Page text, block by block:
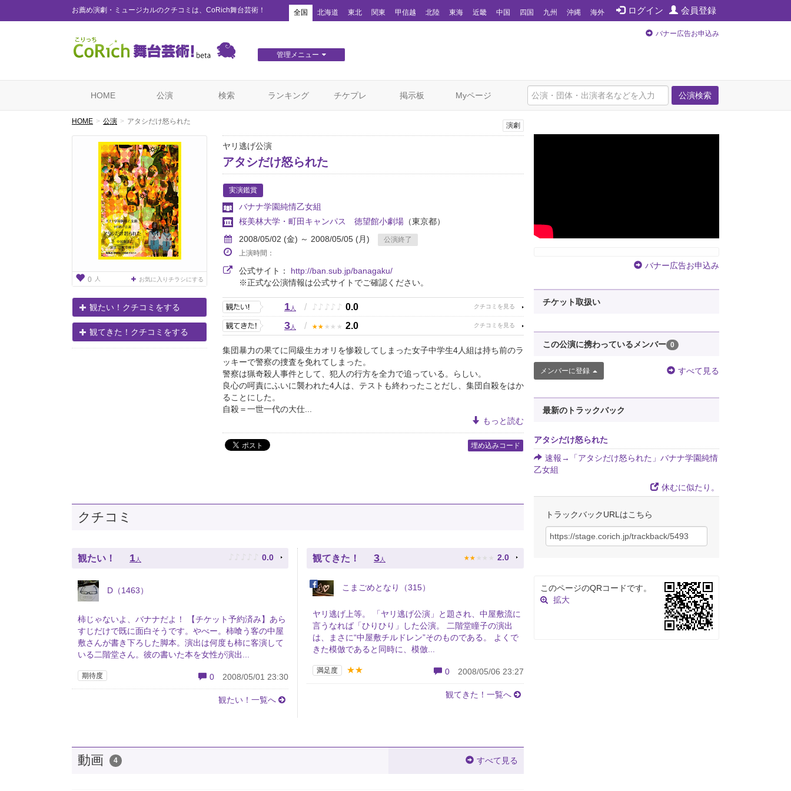
お薦め演劇・ミュージカルのクチコミは、CoRich舞台芸術！ ログイン 会員登録
全国 北海道 東北 関東 甲信越 北陸 東海 近畿 中国 四国 九州 沖縄 海外
管理メニュー
バナー広告お申込み
公演検索
HOME 公演 検索 ランキング チケプレ 掲示板 Myページ
HOME 公演 アタシだけ怒られた
0 人 お気に入りチラシにする
観たい！クチコミをする
観てきた！クチコミをする
演劇
ヤリ逃げ公演
アタシだけ怒られた
実演鑑賞
バナナ学園純情乙女組
桜美林大学・町田キャンパス 徳望館小劇場 （東京都）
2008/05/02 (金) ～ 2008/05/05 (月)
公演終了
上演時間：
公式サイト： http://ban.sub.jp/banagaku/
※正式な公演情報は公式サイトでご確認ください。
1人 / ♪ ♪ ♪ ♪ ♪ 0.0
3人 / ★ ★ ★ ★ ★ 2.0
集団暴力の果てに同級生カオリを惨殺してしまった女子中学生4人組は持ち前のラ
ッキーで警察の捜査を免れてしまった。
警察は猟奇殺人事件として、犯人の行方を全力で追っている。らしい。
良心の呵責にふいに襲われた4人は、テストも終わったことだし、集団自殺をはか
ることにした。
自殺＝一世一代の大仕...
もっと読む
埋め込みコード
クチコミ
観たい！ 1 人 ♪ ♪ ♪ ♪ ♪ 0.0
D（1463）
柿じゃないよ、バナナだよ！ 【チケット予約済み】あら
すじだけで既に面白そうです。やべー。柿喰う客の中屋
敷さんが書き下ろした脚本。演出は何度も柿に客演して
いる二階堂さん。彼の書いた本を女性が演出...
期待度 0 2008/05/01 23:30
観たい！一覧へ
観てきた！ 3 人 ★ ★ ★ ★ ★ 2.0
こまごめとなり（315）
ヤリ逃げ上等。 「ヤリ逃げ公演」と題され、中屋敷流に
言うなれば「ひりひり」した公演。 二階堂瞳子の演出
は、まさに“中屋敷チルドレン”そのものである。 よくで
きた模倣であると同時に、模倣...
満足度 ★★ 0 2008/05/06 23:27
観てきた！一覧へ
動画 4 すべて見る
バナー広告お申込み
チケット取扱い
この公演に携わっているメンバー 0
メンバーに登録 すべて見る
最新のトラックバック
アタシだけ怒られた
速報→「アタシだけ怒られた」バナナ学園純情
乙女組
休むに似たり。
トラックバックURLはこちら
このページのQRコードです。
拡大